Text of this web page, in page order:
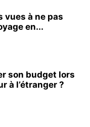
vues à ne pas
en...
son budget lors
à l’étranger ?